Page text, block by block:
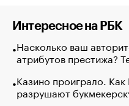
Интересное на РБК
Насколько ваш
атрибутов престижа?
Казино проиграло.
разрушают